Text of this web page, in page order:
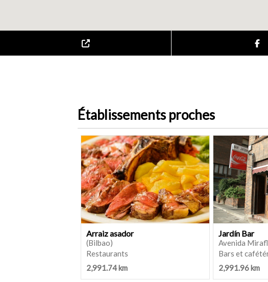
Établissements proches
Arraiz asador
(Bilbao)
Restaurants
2,991.74 km
Jardín Bar
Avenida
Bars et
2,991.96 km